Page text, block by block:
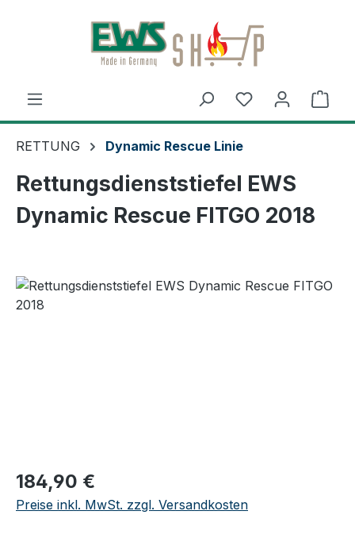
Zum Hauptinhalt springen
RETTUNG Dynamic Rescue Linie
Rettungsdienststiefel EWS
Dynamic Rescue FITGO 2018
Regulärer Preis:
184,90 €
Preise inkl. MwSt. zzgl. Versandkosten